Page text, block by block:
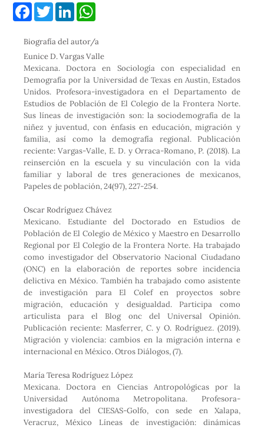
F
b
o
k
T
w
t
e
L
e
d
I
n
W
s
A
p
Biografía del autor/a
Eunice D. Vargas Valle
Mexicana. Doctora en Sociología con especialidad en
Demografía por la Universidad de Texas en Austin, Estados
Unidos. Profesora-investigadora en el Departamento de
Estudios de Población de El Colegio de la Frontera Norte.
Sus líneas de investigación son: la sociodemografía de la
niñez y juventud, con énfasis en educación, migración y
familia, así como la demografía regional. Publicación
reciente: Vargas-Valle, E. D. y Orraca-Romano, P. (2018). La
reinserción en la escuela y su vinculación con la vida
familiar y laboral de tres generaciones de mexicanos,
Papeles de población, 24(97), 227-254.
Oscar Rodríguez Chávez
Mexicano. Estudiante del Doctorado en Estudios de
Población de El Colegio de México y Maestro en Desarrollo
Regional por El Colegio de la Frontera Norte. Ha trabajado
como investigador del Observatorio Nacional Ciudadano
(ONC) en la elaboración de reportes sobre incidencia
delictiva en México. También ha trabajado como asistente
de investigación para El Colef en proyectos sobre
migración, educación y desigualdad. Participa como
articulista para el Blog onc del Universal Opinión.
Publicación reciente: Masferrer, C. y O. Rodríguez. (2019).
Migración y violencia: cambios en la migración interna e
internacional en México. Otros Diálogos, (7).
María Teresa Rodríguez López
Mexicana. Doctora en Ciencias Antropológicas por la
Universidad Autónoma Metropolitana. Profesora-
investigadora del CIESAS-Golfo, con sede en Xalapa,
Veracruz, México Líneas de investigación: dinámicas